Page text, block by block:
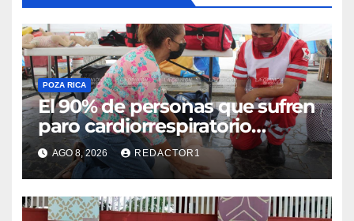
POZA RICA
El 90% de personas que sufren
paro cardiorrespiratorio
mueren
AGO 8, 2026 REDACTOR1